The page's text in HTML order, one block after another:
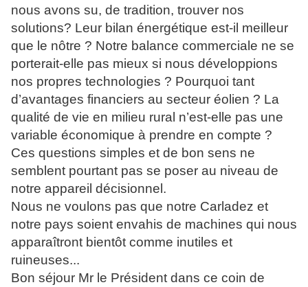
nous avons su, de tradition, trouver nos
solutions? Leur bilan énergétique est-il meilleur
que le nôtre ? Notre balance commerciale ne se
porterait-elle pas mieux si nous développions
nos propres technologies ? Pourquoi tant
d’avantages financiers au secteur éolien ? La
qualité de vie en milieu rural n’est-elle pas une
variable économique à prendre en compte ?
Ces questions simples et de bon sens ne
semblent pourtant pas se poser au niveau de
notre appareil décisionnel.
Nous ne voulons pas que notre Carladez et
notre pays soient envahis de machines qui nous
apparaîtront bientôt comme inutiles et
ruineuses...
Bon séjour Mr le Président dans ce coin de